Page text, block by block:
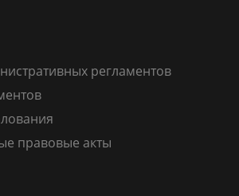
регламентов
правовые акты